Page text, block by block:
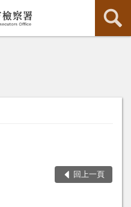
回上一頁